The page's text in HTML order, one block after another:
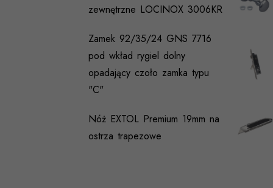
zewnętrzne LOCINOX 3006KR
Zamek 92/35/24 GNS 7716
pod wkład rygiel dolny
opadający czoło zamka typu
"C"
Nóż EXTOL Premium 19mm na
ostrza trapezowe